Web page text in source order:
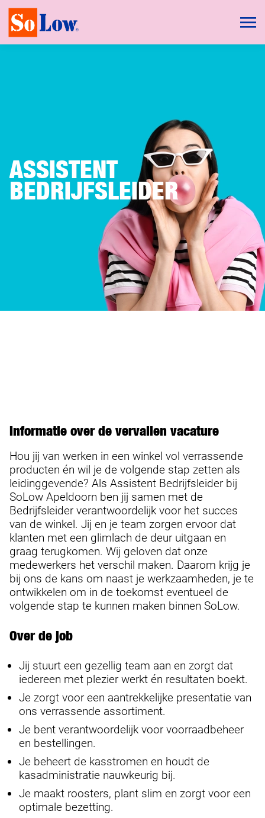
ASSISTENT
BEDRIJFSLEIDER
Informatie over de vervallen vacature
Hou jij van werken in een winkel vol verrassende
producten én wil je de volgende stap zetten als
leidinggevende? Als Assistent Bedrijfsleider bij
SoLow Apeldoorn ben jij samen met de
Bedrijfsleider verantwoordelijk voor het succes
van de winkel. Jij en je team zorgen ervoor dat
klanten met een glimlach de deur uitgaan en
graag terugkomen. Wij geloven dat onze
medewerkers het verschil maken. Daarom krijg je
bij ons de kans om naast je werkzaamheden, je te
ontwikkelen om in de toekomst eventueel de
volgende stap te kunnen maken binnen SoLow.
Over de job
Jij stuurt een gezellig team aan en zorgt dat
iedereen met plezier werkt én resultaten boekt.
Je zorgt voor een aantrekkelijke presentatie van
ons verrassende assortiment.
Je bent verantwoordelijk voor voorraadbeheer
en bestellingen.
Je beheert de kasstromen en houdt de
kasadministratie nauwkeurig bij.
Je maakt roosters, plant slim en zorgt voor een
optimale bezetting.